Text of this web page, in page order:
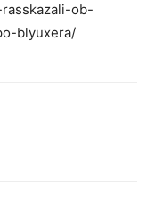
ob-
blyuxera/